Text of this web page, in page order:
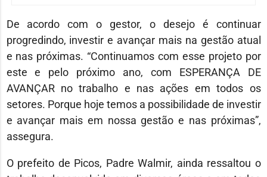
De acordo com o gestor, o desejo é continuar
progredindo, investir e avançar mais na gestão atual
e nas próximas. “Continuamos com esse projeto por
este e pelo próximo ano, com ESPERANÇA DE
AVANÇAR no trabalho e nas ações em todos os
setores. Porque hoje temos a possibilidade de investir
e avançar mais em nossa gestão e nas próximas”,
assegura.
O prefeito de Picos, Padre Walmir, ainda ressaltou o